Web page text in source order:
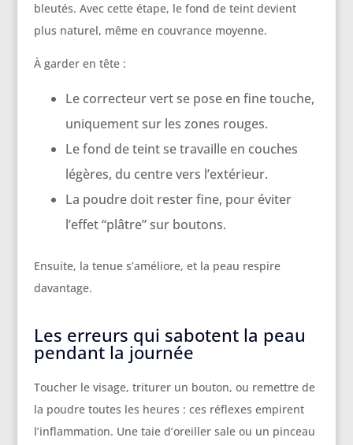
bleutés. Avec cette étape, le fond de teint devient
plus naturel, même en couvrance moyenne.
À garder en tête :
Le correcteur vert se pose en fine touche,
uniquement sur les zones rouges.
Le fond de teint se travaille en couches
légères, du centre vers l’extérieur.
La poudre doit rester fine, pour éviter
l’effet “plâtre” sur boutons.
Ensuite, la tenue s’améliore, et la peau respire
davantage.
Les erreurs qui sabotent la peau
pendant la journée
Toucher le visage, triturer un bouton, ou remettre de
la poudre toutes les heures : ces réflexes empirent
l’inflammation. Une taie d’oreiller sale ou un pinceau